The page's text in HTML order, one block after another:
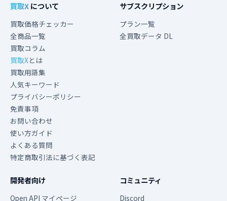
買取Xについて
買取価格チェッカー
全商品一覧
買取コラム
買取Xとは
買取用語集
人気キーワード
プライバシーポリシー
免責事項
お問い合わせ
使い方ガイド
よくある質問
特定商取引法に基づく表記
サブスクリプション
プラン一覧
全買取データ DL
開発者向け
Open API マイページ
コミュニティ
Discord